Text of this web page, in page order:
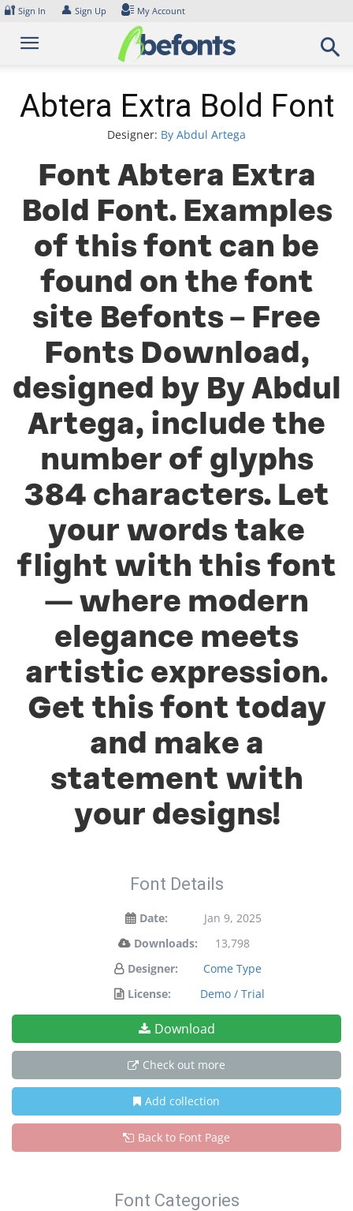
Skip
content
🔐 Sign In 👤 Sign Up My Account
Abtera Extra Bold Font
Designer: By Abdul Artega
Font Abtera Extra
Bold Font. Examples
of this font can be
found on the font
site Befonts – Free
Fonts Download,
designed by By Abdul
Artega, include the
number of glyphs
384 characters. Let
your words take
flight with this font
— where modern
elegance meets
artistic expression.
Get this font today
and make a
statement with
your designs!
Font Details
Date:
Jan 9, 2025
Downloads:
13,798
Designer:
Come Type
License:
Demo / Trial
Download
Check out more
Add collection
Back to Font Page
Font Categories